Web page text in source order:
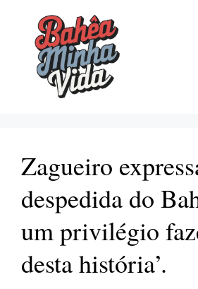
conteúdo
Zagueiro
despedida do
um privilégio
desta história’.